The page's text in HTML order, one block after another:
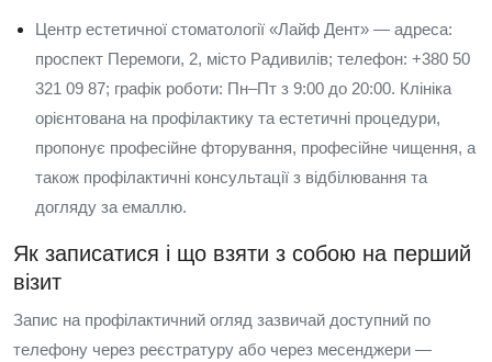
Центр естетичної стоматології «Лайф Дент» — адреса:
проспект Перемоги, 2, місто Радивилів; телефон: +380 50
321 09 87; графік роботи: Пн–Пт з 9:00 до 20:00. Клініка
орієнтована на профілактику та естетичні процедури,
пропонує професійне фторування, професійне чищення, а
також профілактичні консультації з відбілювання та
догляду за емаллю.
Як записатися і що взяти з собою на перший
візит
Запис на профілактичний огляд зазвичай доступний по
телефону через реєстратуру або через месенджери —